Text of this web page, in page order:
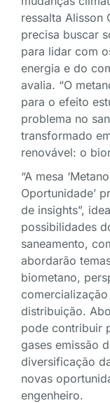
ressalta Alisson
precisa buscar
para lidar com
energia e do
avalia. “O
para o efeito
problema no
transformado
renovável: o
“A mesa
Oportunidade’
de insights”,
possibilidades
saneamento,
abordarão
biometano,
distribuição.
pode contribuir
gases emissão
diversificação
novas
engenheiro.